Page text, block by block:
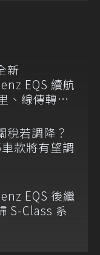
新
EQS 續航
、線傳轉向
稅若調降？
款將有望調
EQS 後繼
S-Class 系